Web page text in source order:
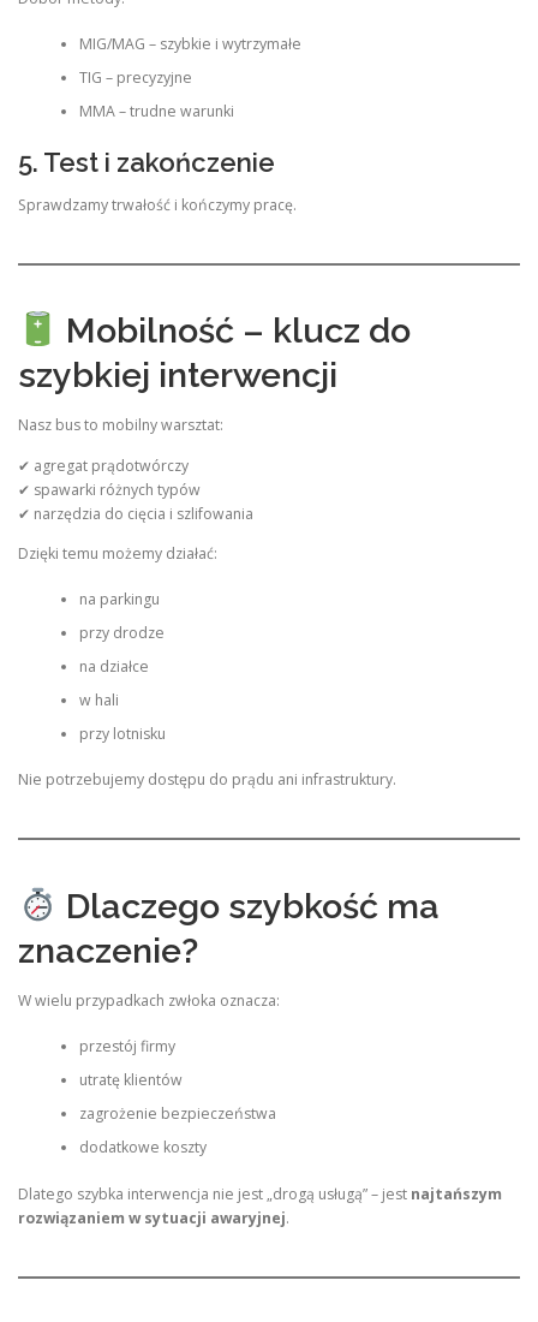
MIG/MAG – szybkie i wytrzymałe
TIG – precyzyjne
MMA – trudne warunki
5. Test i zakończenie
Sprawdzamy trwałość i kończymy pracę.
Mobilność – klucz do
szybkiej interwencji
Nasz bus to mobilny warsztat:
✔ agregat prądotwórczy
✔ spawarki różnych typów
✔ narzędzia do cięcia i szlifowania
Dzięki temu możemy działać:
na parkingu
przy drodze
na działce
w hali
przy lotnisku
Nie potrzebujemy dostępu do prądu ani infrastruktury.
Dlaczego szybkość ma
znaczenie?
W wielu przypadkach zwłoka oznacza:
przestój firmy
utratę klientów
zagrożenie bezpieczeństwa
dodatkowe koszty
Dlatego szybka interwencja nie jest „drogą usługą” – jest najtańszym
rozwiązaniem w sytuacji awaryjnej.